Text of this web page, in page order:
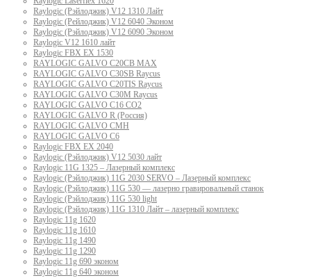
Raylogic (Рэйлоджик) V12 1310 Лайт
Raylogic (Рейлоджик) V12 6040 Эконом
Raylogic (Рэйлоджик) V12 6090 Эконом
Raylogic V12 1610 лайт
Raylogic FBX EX 1530
RAYLOGIC GALVO С20CB MAX
RAYLOGIC GALVO С30SB Raycus
RAYLOGIC GALVO C20TIS Raycus
RAYLOGIC GALVO С30M Raycus
RAYLOGIC GALVO С16 CO2
RAYLOGIC GALVO R (Россия)
RAYLOGIC GALVO CMH
RAYLOGIC GALVO С6
Raylogic FBX EX 2040
Raylogic (Рэйлоджик) V12 5030 лайт
Raylogic 11G 1325 – Лазерный комплекс
Raylogic (Рэйлоджик) 11G 2030 SERVO – Лазерный комплекс
Raylogic (Рэйлоджик) 11G 530 — лазерно гравировальный станок
Raylogic (Рэйлоджик) 11G 530 light
Raylogic (Рэйлоджик) 11G 1310 Лайт – лазерный комплекс
Raylogic 11g 1620
Raylogic 11g 1610
Raylogic 11g 1490
Raylogic 11g 1290
Raylogic 11g 690 эконом
Raylogic 11g 640 эконом